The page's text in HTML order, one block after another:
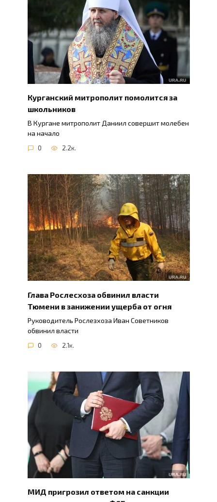
Курганский митрополит помолится за
школьников
В Кургане митрополит Даниил совершит молебен
на начало
0 2.2к.
Глава Рослесхоза обвинил власти
Тюмени в занижении ущерба от огня
Руководитель Рослезхоза Иван Советников
обвинил власти
0 2.1к.
МИД пригрозил ответом на санкции